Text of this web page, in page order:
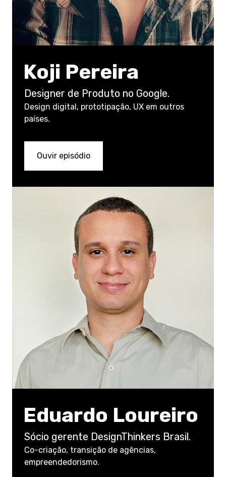
Koji Pereira
Designer de Produto no Google.
Design digital, prototipação, UX em outros
países.
Ouvir episódio
Eduardo Loureiro
Sócio gerente DesignThinkers Brasil.
Co-criação, transição de agências,
empreendedorismo.